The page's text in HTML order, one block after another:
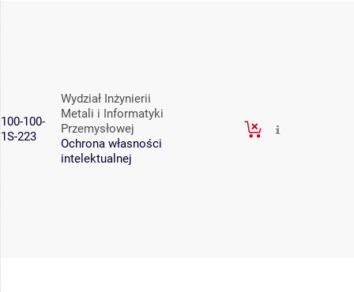
100-100-
1S-223
Wydział Inżynierii
Metali i Informatyki
Przemysłowej
Ochrona własności
intelektualnej